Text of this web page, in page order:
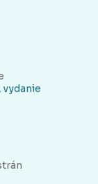
vydanie